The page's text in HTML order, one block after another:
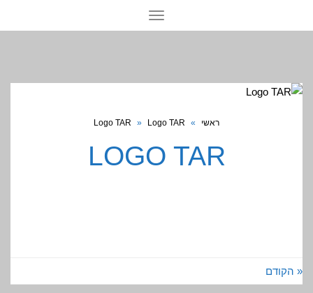
תפריט
ראשי »
Logo TAR » Logo TAR
LOGO TAR
« הקודם